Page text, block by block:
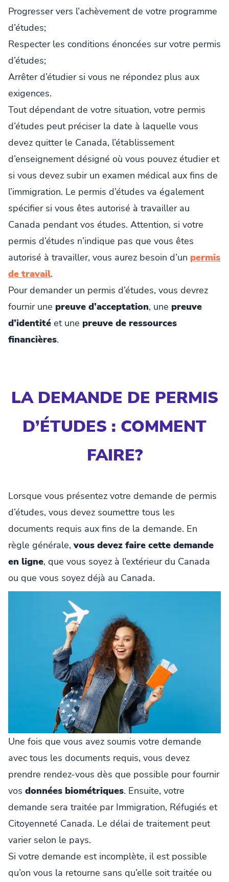
Progresser vers l’achèvement de votre programme
d’études;
Respecter les conditions énoncées sur votre permis
d’études;
Arrêter d’étudier si vous ne répondez plus aux
exigences.
Tout dépendant de votre situation, votre permis
d’études peut préciser la date à laquelle vous
devez quitter le Canada, l’établissement
d’enseignement désigné où vous pouvez étudier et
si vous devez subir un examen médical aux fins de
l’immigration. Le permis d’études va également
spécifier si vous êtes autorisé à travailler au
Canada pendant vos études. Attention, si votre
permis d’études n’indique pas que vous êtes
autorisé à travailler, vous aurez besoin d’un permis
de travail.
Pour demander un permis d’études, vous devrez
fournir une preuve d’acceptation, une preuve
d’identité et une preuve de ressources
financières.
LA DEMANDE DE PERMIS
D’ÉTUDES : COMMENT
FAIRE?
Lorsque vous présentez votre demande de permis
d’études, vous devez soumettre tous les
documents requis aux fins de la demande. En
règle générale,vous devez faire cette demande
en ligne, que vous soyez à l’extérieur du Canada
ou que vous soyez déjà au Canada.
Une fois que vous avez soumis votre demande
avec tous les documents requis, vous devez
prendre rendez-vous dès que possible pour fournir
vos données biométriques. Ensuite, votre
demande sera traitée par Immigration, Réfugiés et
Citoyenneté Canada. Le délai de traitement peut
varier selon le pays.
Si votre demande est incomplète, il est possible
qu’on vous la retourne sans qu’elle soit traitée ou